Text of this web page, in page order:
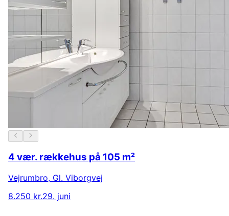
4 vær. rækkehus på 105 m²
Vejrumbro, Gl. Viborgvej
8.250 kr.29. juni